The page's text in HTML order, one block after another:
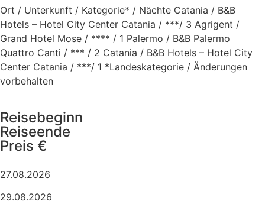
Ort / Unterkunft / Kategorie* / Nächte Catania / B&B
Hotels – Hotel City Center Catania / ***/ 3 Agrigent /
Grand Hotel Mose / **** / 1 Palermo / B&B Palermo
Quattro Canti / *** / 2 Catania / B&B Hotels – Hotel City
Center Catania / ***/ 1 *Landeskategorie / Änderungen
vorbehalten
Reisebeginn
Reiseende
Preis €
27.08.2026
29.08.2026